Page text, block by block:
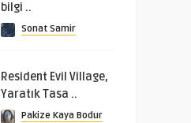
bilgi ..
Sonat Samir
Resident Evil Village,
Yaratık Tasa ..
Pakize Kaya Bodur